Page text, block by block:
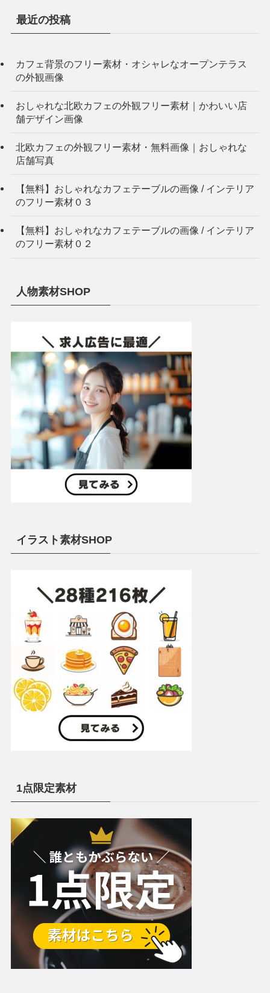
最近の投稿
カフェ背景のフリー素材・オシャレなオープンテラス
の外観画像
おしゃれな北欧カフェの外観フリー素材｜かわいい店
舗デザイン画像
北欧カフェの外観フリー素材・無料画像｜おしゃれな
店舗写真
【無料】おしゃれなカフェテーブルの画像 / インテリア
のフリー素材０３
【無料】おしゃれなカフェテーブルの画像 / インテリア
のフリー素材０２
人物素材SHOP
イラスト素材SHOP
1点限定素材